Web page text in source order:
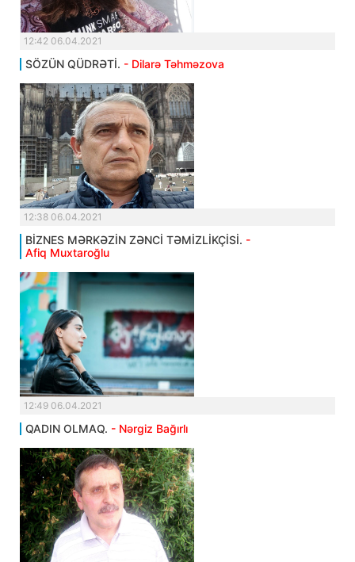
12:42 06.04.2021
SÖZÜN QÜDRƏTİ. - Dilarə Təhməzova
12:38 06.04.2021
BİZNES MƏRKƏZİN ZƏNCİ TƏMİZLİKÇİSİ. -
Afiq Muxtaroğlu
12:49 06.04.2021
QADIN OLMAQ. - Nərgiz Bağırlı